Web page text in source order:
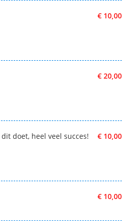
€ 10,00
€ 20,00
€ 10,00
doet, heel veel succes!
€ 10,00